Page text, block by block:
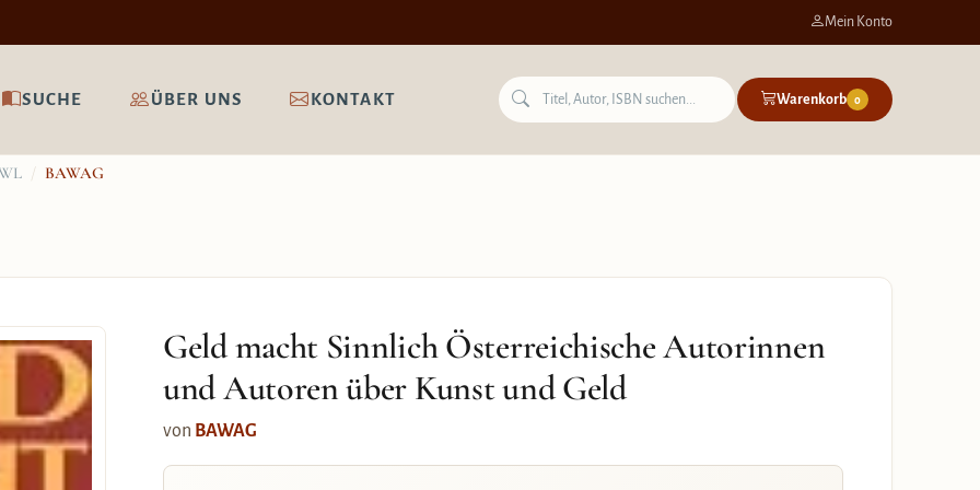
Mein Konto
SUCHE ÜBER UNS KONTAKT Warenkorb 0
/ BAWAG
Geld macht Sinnlich Österreichische Autorinnen
und Autoren über Kunst und Geld
von BAWAG